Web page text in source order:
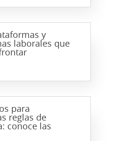
y
laborales que
para
reglas de
conoce las